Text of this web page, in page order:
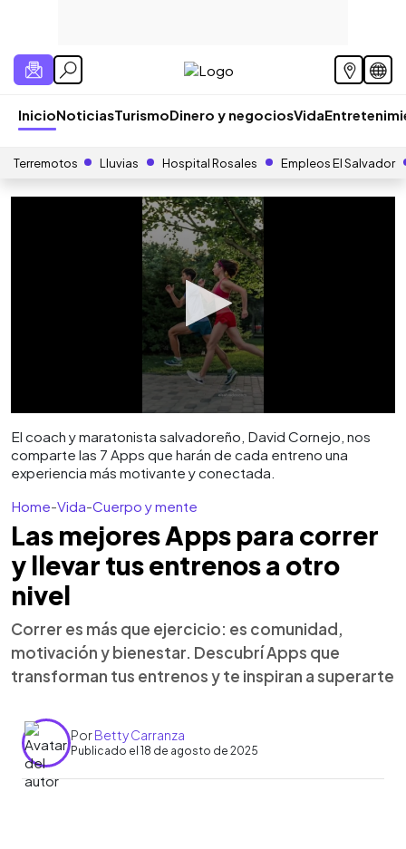
InicioNoticiasTurismoDinero y negociosVida
Terremotos Lluvias Hospital Rosales Empleos El Salvador
El coach y maratonista salvadoreño, David Cornejo, nos
comparte las 7 Apps que harán de cada entreno una
experiencia más motivante y conectada.
Home-Vida-Cuerpo y mente
Las mejores Apps para correr
y llevar tus entrenos a otro
nivel
Correr es más que ejercicio: es comunidad,
motivación y bienestar. Descubrí Apps que
transforman tus entrenos y te inspiran a superarte
PorBetty Carranza
Publicado el 18 de agosto de 2025